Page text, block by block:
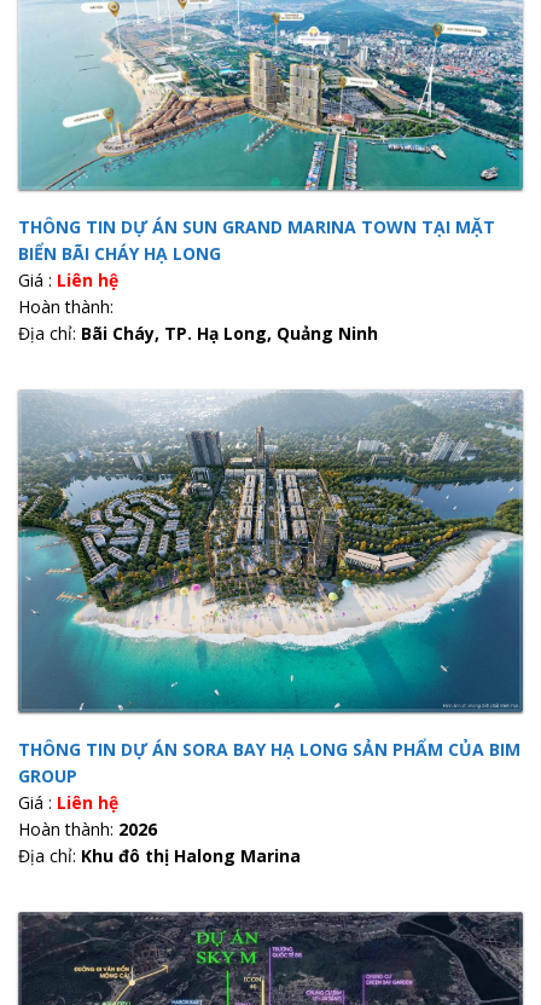
THÔNG TIN DỰ ÁN SUN GRAND MARINA TOWN TẠI MẶT
BIỂN BÃI CHÁY HẠ LONG
Giá : Liên hệ
Hoàn thành:
Địa chỉ: Bãi Cháy, TP. Hạ Long, Quảng Ninh
THÔNG TIN DỰ ÁN SORA BAY HẠ LONG SẢN PHẨM CỦA BIM
GROUP
Giá : Liên hệ
Hoàn thành: 2026
Địa chỉ: Khu đô thị Halong Marina